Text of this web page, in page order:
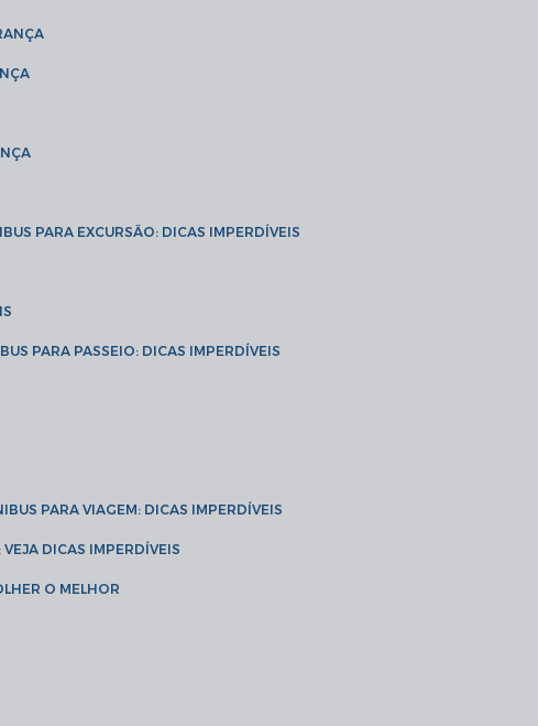
PARA EXCURSÃO: DICAS IMPERDÍVEIS
PARA PASSEIO: DICAS IMPERDÍVEIS
PARA VIAGEM: DICAS IMPERDÍVEIS
VEJA DICAS IMPERDÍVEIS
O MELHOR